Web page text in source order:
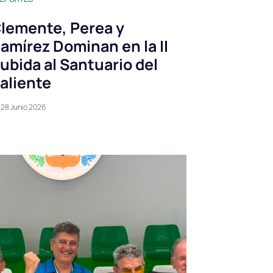
Perea y
Dominan en la II
al Santuario del
28 Junio 2026